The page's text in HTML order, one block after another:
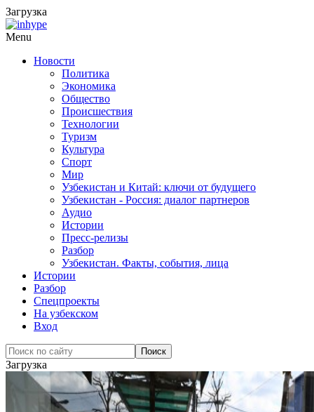
Загрузка
Menu
Новости
Политика
Экономика
Общество
Происшествия
Технологии
Туризм
Культура
Спорт
Мир
Узбекистан и Китай: ключи от будущего
Узбекистан - Россия: диалог партнеров
Аудио
Истории
Пресс-релизы
Разбор
Узбекистан. Факты, события, лица
Истории
Разбор
Спецпроекты
На узбекском
Вход
Загрузка